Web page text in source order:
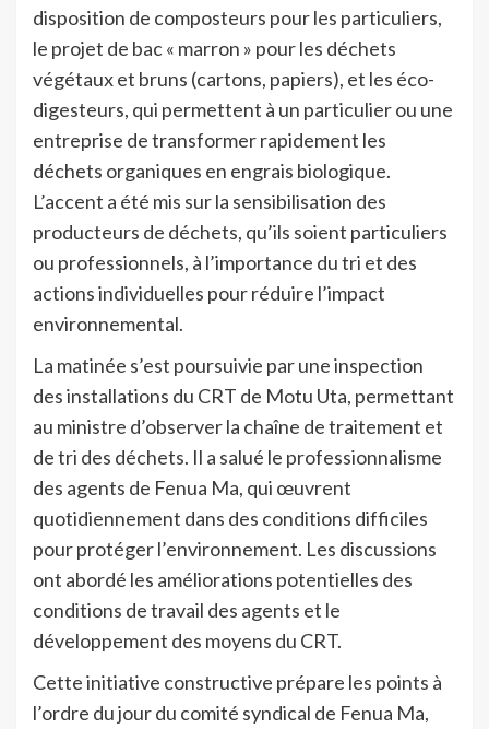
disposition de composteurs pour les particuliers,
le projet de bac « marron » pour les déchets
végétaux et bruns (cartons, papiers), et les éco-
digesteurs, qui permettent à un particulier ou une
entreprise de transformer rapidement les
déchets organiques en engrais biologique.
L’accent a été mis sur la sensibilisation des
producteurs de déchets, qu’ils soient particuliers
ou professionnels, à l’importance du tri et des
actions individuelles pour réduire l’impact
environnemental.
La matinée s’est poursuivie par une inspection
des installations du CRT de Motu Uta, permettant
au ministre d’observer la chaîne de traitement et
de tri des déchets. Il a salué le professionnalisme
des agents de Fenua Ma, qui œuvrent
quotidiennement dans des conditions difficiles
pour protéger l’environnement. Les discussions
ont abordé les améliorations potentielles des
conditions de travail des agents et le
développement des moyens du CRT.
Cette initiative constructive prépare les points à
l’ordre du jour du comité syndical de Fenua Ma,